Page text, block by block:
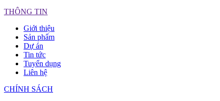
THÔNG TIN
Giới thiệu
Sản phẩm
Dự án
Tin tức
Tuyển dụng
Liên hệ
CHÍNH SÁCH